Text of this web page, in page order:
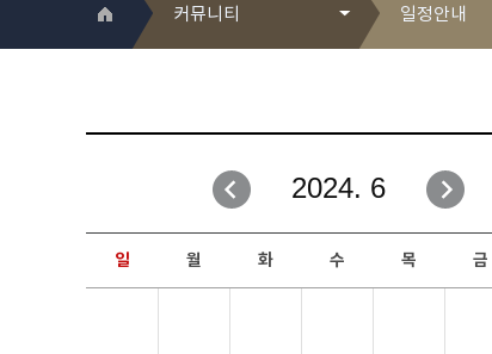
커뮤니티
취업성공지원과
창업지원·교육센터
현장실습/IPP사업단
커뮤니티
일정안내
자유게시판
일정안내
보도자료
행사갤러리
2024. 6
일 월 화 수 목 금